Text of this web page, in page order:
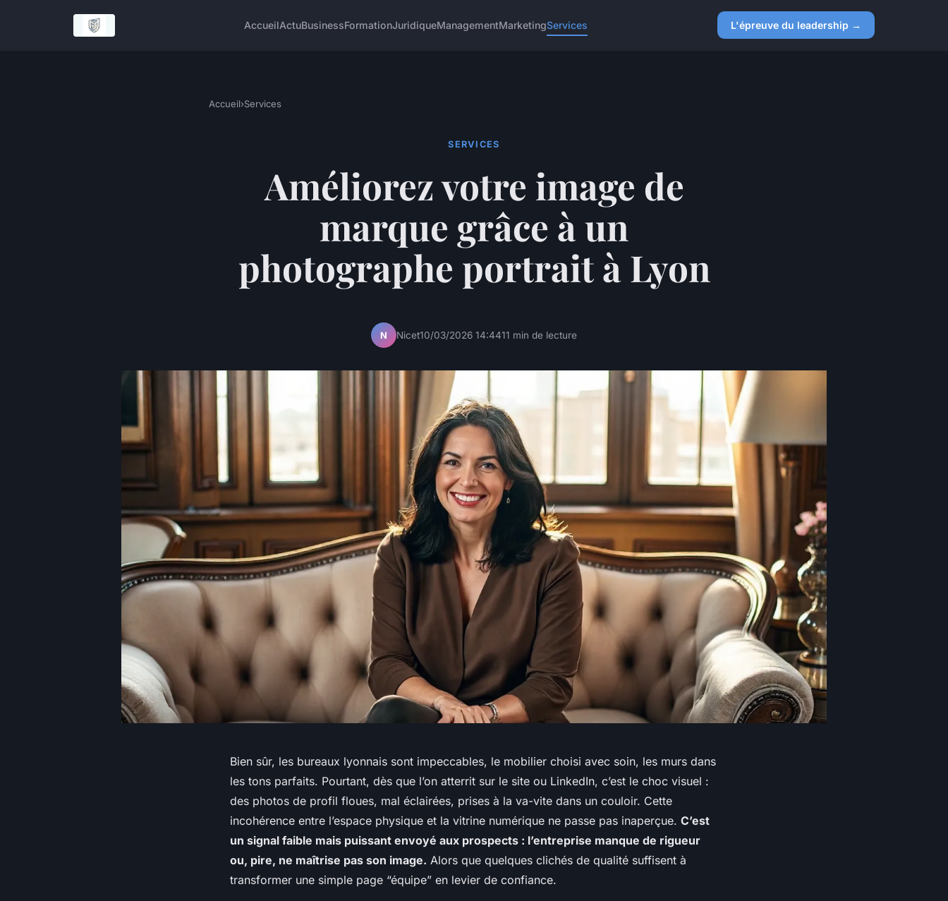
AccueilActuBusinessFormationJuridiqueManagementMarketingServices L'épreuve du leadership →
Accueil›Services
SERVICES
Améliorez votre image de
marque grâce à un
photographe portrait à Lyon
N Nicet10/03/2026 14:4411 min de lecture
Bien sûr, les bureaux lyonnais sont impeccables, le mobilier choisi avec soin, les murs dans
les tons parfaits. Pourtant, dès que l’on atterrit sur le site ou LinkedIn, c’est le choc visuel :
des photos de profil floues, mal éclairées, prises à la va-vite dans un couloir. Cette
incohérence entre l’espace physique et la vitrine numérique ne passe pas inaperçue. C’est
un signal faible mais puissant envoyé aux prospects : l’entreprise manque de rigueur
ou, pire, ne maîtrise pas son image. Alors que quelques clichés de qualité suffisent à
transformer une simple page “équipe” en levier de confiance.